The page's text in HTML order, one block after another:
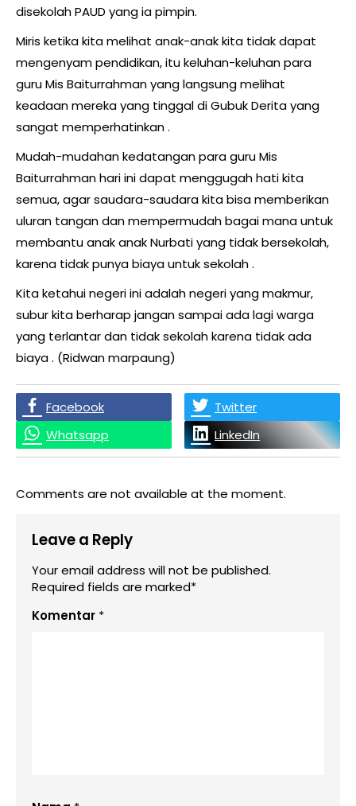
disekolah PAUD yang ia pimpin.
Miris ketika kita melihat anak-anak kita tidak dapat
mengenyam pendidikan, itu keluhan-keluhan para
guru Mis Baiturrahman yang langsung melihat
keadaan mereka yang tinggal di Gubuk Derita yang
sangat memperhatinkan .
Mudah-mudahan kedatangan para guru Mis
Baiturrahman hari ini dapat menggugah hati kita
semua, agar saudara-saudara kita bisa memberikan
uluran tangan dan mempermudah bagai mana untuk
membantu anak anak Nurbati yang tidak bersekolah,
karena tidak punya biaya untuk sekolah .
Kita ketahui negeri ini adalah negeri yang makmur,
subur kita berharap jangan sampai ada lagi warga
yang terlantar dan tidak sekolah karena tidak ada
biaya . (Ridwan marpaung)
Facebook
Twitter
Whatsapp
LinkedIn
Comments are not available at the moment.
Leave a Reply
Your email address will not be published.
Required fields are marked*
Komentar *